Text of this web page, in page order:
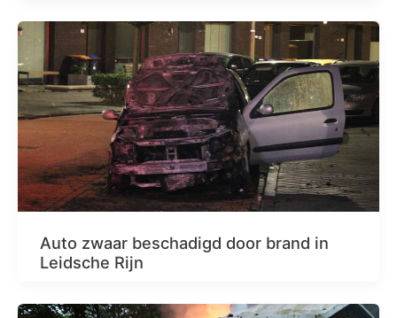
Auto zwaar beschadigd door brand in
Leidsche Rijn